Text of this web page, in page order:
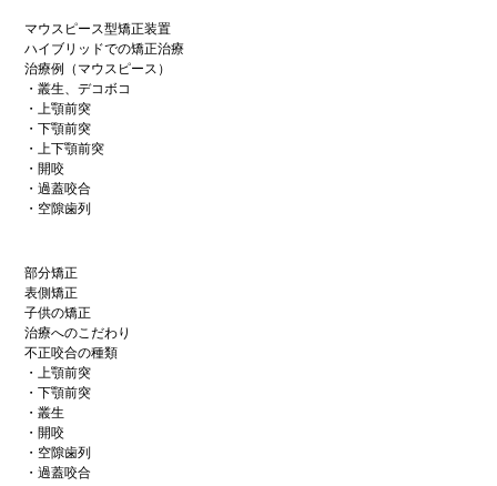
マウスピース型矯正装置
ハイブリッドでの矯正治療
治療例（マウスピース）
・叢生、デコボコ
・上顎前突
・下顎前突
・上下顎前突
・開咬
・過蓋咬合
・空隙歯列
部分矯正
表側矯正
子供の矯正
治療へのこだわり
不正咬合の種類
・上顎前突
・下顎前突
・叢生
・開咬
・空隙歯列
・過蓋咬合